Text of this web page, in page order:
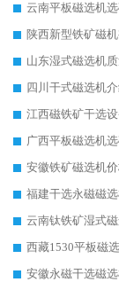
云南平板磁选机
陕西新型铁矿磁
山东湿式磁选机
四川干式磁选机
江西磁铁矿干选
广西平板磁选机
安徽铁矿磁选机
福建干选永磁磁
云南钛铁矿湿式
西藏1530平板磁
安徽永磁干选磁